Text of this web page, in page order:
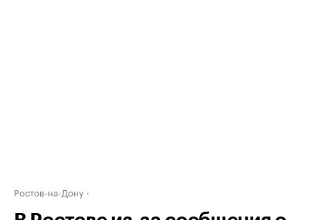
Ростов-на-Дону